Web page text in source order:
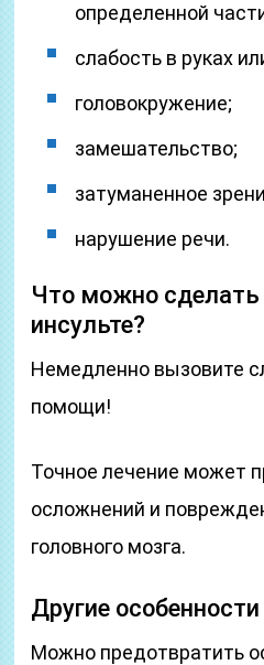
определенной
слабость в руках
головокружение;
замешательство;
затуманенное
нарушение речи.
Что можно
инсульте?
Немедленно вызовите
помощи!
Точное лечение может
осложнений и
головного мозга.
Другие
Можно предотвратить